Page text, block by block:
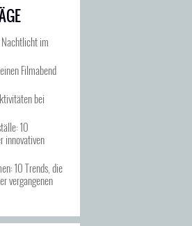
im
Filmabend
bei
10
innovativen
10 Trends, die
vergangenen